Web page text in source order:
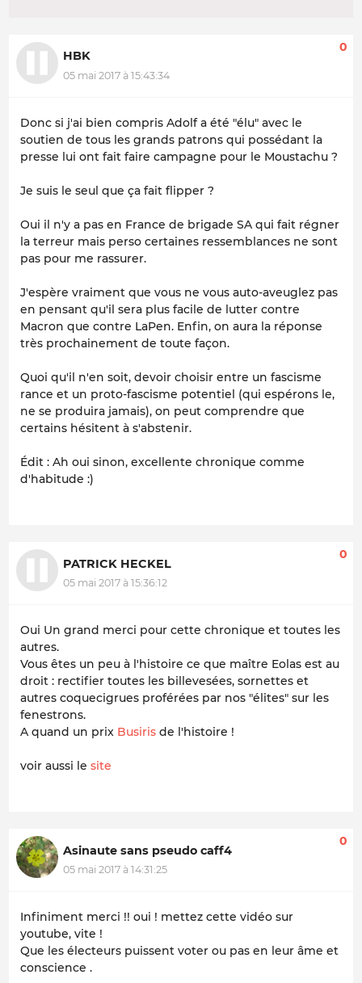
HBK
05 mai 2017 à 15:43:34
0
Donc si j'ai bien compris Adolf a été "élu" avec le
soutien de tous les grands patrons qui possédant la
presse lui ont fait faire campagne pour le Moustachu ?
Je suis le seul que ça fait flipper ?
Oui il n'y a pas en France de brigade SA qui fait régner
la terreur mais perso certaines ressemblances ne sont
pas pour me rassurer.
J'espère vraiment que vous ne vous auto-aveuglez pas
en pensant qu'il sera plus facile de lutter contre
Macron que contre LaPen. Enfin, on aura la réponse
très prochainement de toute façon.
Quoi qu'il n'en soit, devoir choisir entre un fascisme
rance et un proto-fascisme potentiel (qui espérons le,
ne se produira jamais), on peut comprendre que
certains hésitent à s'abstenir.
Édit : Ah oui sinon, excellente chronique comme
d'habitude :)
PATRICK HECKEL
05 mai 2017 à 15:36:12
0
Oui Un grand merci pour cette chronique et toutes les
autres.
Vous êtes un peu à l'histoire ce que maître Eolas est au
droit : rectifier toutes les billevesées, sornettes et
autres coquecigrues proférées par nos "élites" sur les
fenestrons.
A quand un prix Busiris de l'histoire !
voir aussi le site
Asinaute sans pseudo caff4
05 mai 2017 à 14:31:25
0
Infiniment merci !! oui ! mettez cette vidéo sur
youtube, vite !
Que les électeurs puissent voter ou pas en leur âme et
conscience .